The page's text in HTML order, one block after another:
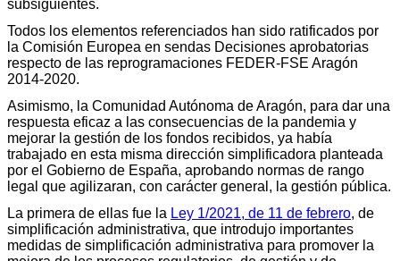
subsiguientes.
Todos los elementos referenciados han sido ratificados por
la Comisión Europea en sendas Decisiones aprobatorias
respecto de las reprogramaciones FEDER-FSE Aragón
2014-2020.
Asimismo, la Comunidad Autónoma de Aragón, para dar una
respuesta eficaz a las consecuencias de la pandemia y
mejorar la gestión de los fondos recibidos, ya había
trabajado en esta misma dirección simplificadora planteada
por el Gobierno de España, aprobando normas de rango
legal que agilizaran, con carácter general, la gestión pública.
La primera de ellas fue la Ley 1/2021, de 11 de febrero, de
simplificación administrativa, que introdujo importantes
medidas de simplificación administrativa para promover la